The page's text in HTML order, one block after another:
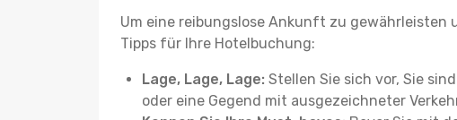
Um eine reibungslose Ankunft zu gewährleisten
Tipps für Ihre Hotelbuchung:
Lage, Lage, Lage: Stellen Sie sich vor, Sie
oder eine Gegend mit ausgezeichneter